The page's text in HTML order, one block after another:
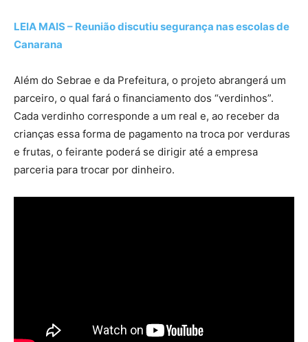
LEIA MAIS – Reunião discutiu segurança nas escolas de
Canarana
Além do Sebrae e da Prefeitura, o projeto abrangerá um
parceiro, o qual fará o financiamento dos “verdinhos”.
Cada verdinho corresponde a um real e, ao receber da
crianças essa forma de pagamento na troca por verduras
e frutas, o feirante poderá se dirigir até a empresa
parceria para trocar por dinheiro.